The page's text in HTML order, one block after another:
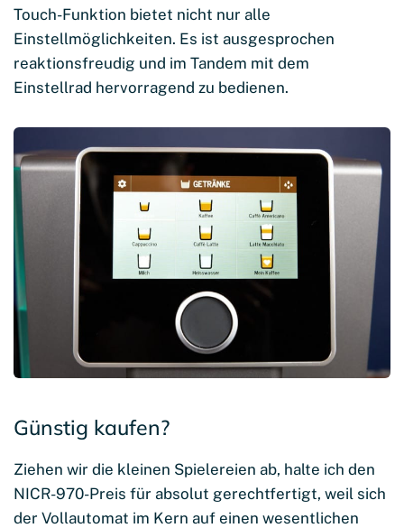
Touch-Funktion bietet nicht nur alle
Einstellmöglichkeiten. Es ist ausgesprochen
reaktionsfreudig und im Tandem mit dem
Einstellrad hervorragend zu bedienen.
Günstig kaufen?
Ziehen wir die kleinen Spielereien ab, halte ich den
NICR-970-Preis für absolut gerechtfertigt, weil sich
der Vollautomat im Kern auf einen wesentlichen